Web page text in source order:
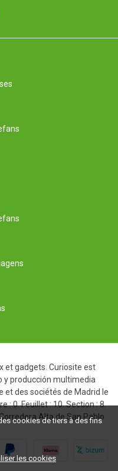
et gadgets. Curiosite est
y producción multimedia
et des sociétés de Madrid le
: 0. Feuillet : 10. Section : 8.
Alta de San Pablo
cookies de tiers à des fins
les cookies